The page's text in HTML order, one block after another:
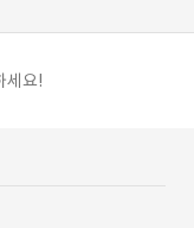
세요!